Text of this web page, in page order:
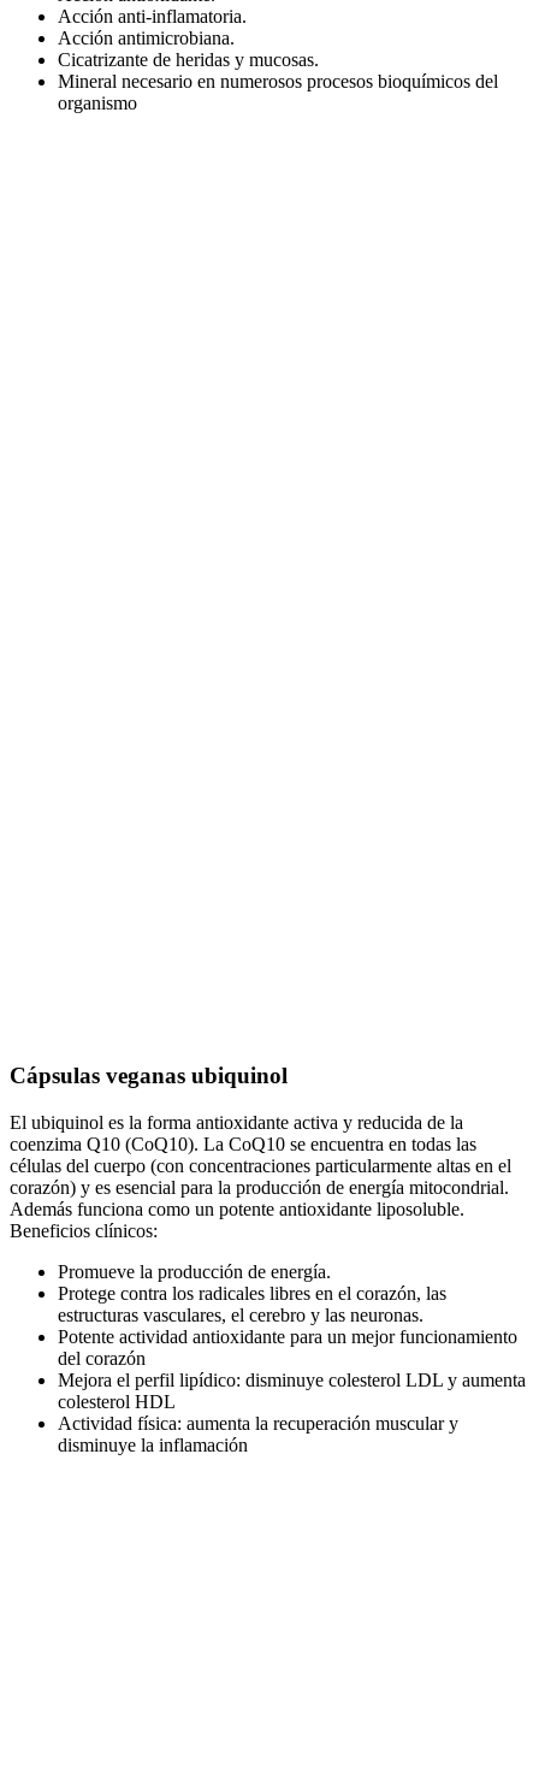
Acción anti-inflamatoria.
Acción antimicrobiana.
Cicatrizante de heridas y mucosas.
Mineral necesario en numerosos procesos bioquímicos del
organismo
Cápsulas veganas ubiquinol
El ubiquinol es la forma antioxidante activa y reducida de la
coenzima Q10 (CoQ10). La CoQ10 se encuentra en todas las
células del cuerpo (con concentraciones particularmente altas en el
corazón) y es esencial para la producción de energía mitocondrial.
Además funciona como un potente antioxidante liposoluble.
Beneficios clínicos:
Promueve la producción de energía.
Protege contra los radicales libres en el corazón, las
estructuras vasculares, el cerebro y las neuronas.
Potente actividad antioxidante para un mejor funcionamiento
del corazón
Mejora el perfil lipídico: disminuye colesterol LDL y aumenta
colesterol HDL
Actividad física: aumenta la recuperación muscular y
disminuye la inflamación